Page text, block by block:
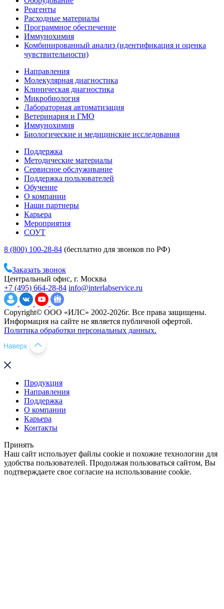
Реагенты
Расходные материалы
Программное обеспечение
Иммунохимия
Комбинированный анализ (идентификация и оценка
чувствительности)
Направления
Молекулярная диагностика
Клиническая диагностика
Микробиология
Лабораторная автоматизация
Ветеринария и ГМО
Иммунохимия
Биологические и медицинские исследования
Поддержка
Методические материалы
Сервисное обслуживание
Поддержка пользователей
Обучение
О компании
Наши партнеры
Карьера
Мероприятия
СОУТ
8 (800) 100-28-84 (бесплатно для звонков по РФ)
Заказать звонок
Центральный офис, г. Москва
+7 (495) 664-28-84 info@interlabservice.ru
Copyright© ООО «ИЛС» 2002-2026г. Все права защищены.
Информация на сайте не является публичной офертой.
Политика обработки персональных данных.
Продукция
Направления
Поддержка
О компании
Карьера
Контакты
Принять
Наш сайт использует файлы cookie и похожие технологии для
удобства пользователей. Продолжая пользоваться сайтом, Вы
подтверждаете свое согласие на использование cookie.